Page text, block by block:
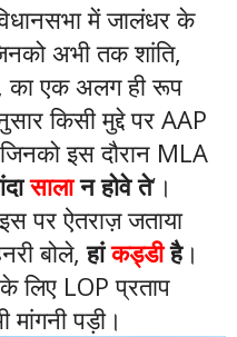
में जालंधर के
अभी तक शांति,
का एक अलग ही रूप
किसी मुद्दे पर AAP
इस दौरान MLA
सालान होवे ते‘।
पर ऐतराज़ जताया
बोले,हांकड्डीहै।
लिए LOP प्रताप
पड़ी।